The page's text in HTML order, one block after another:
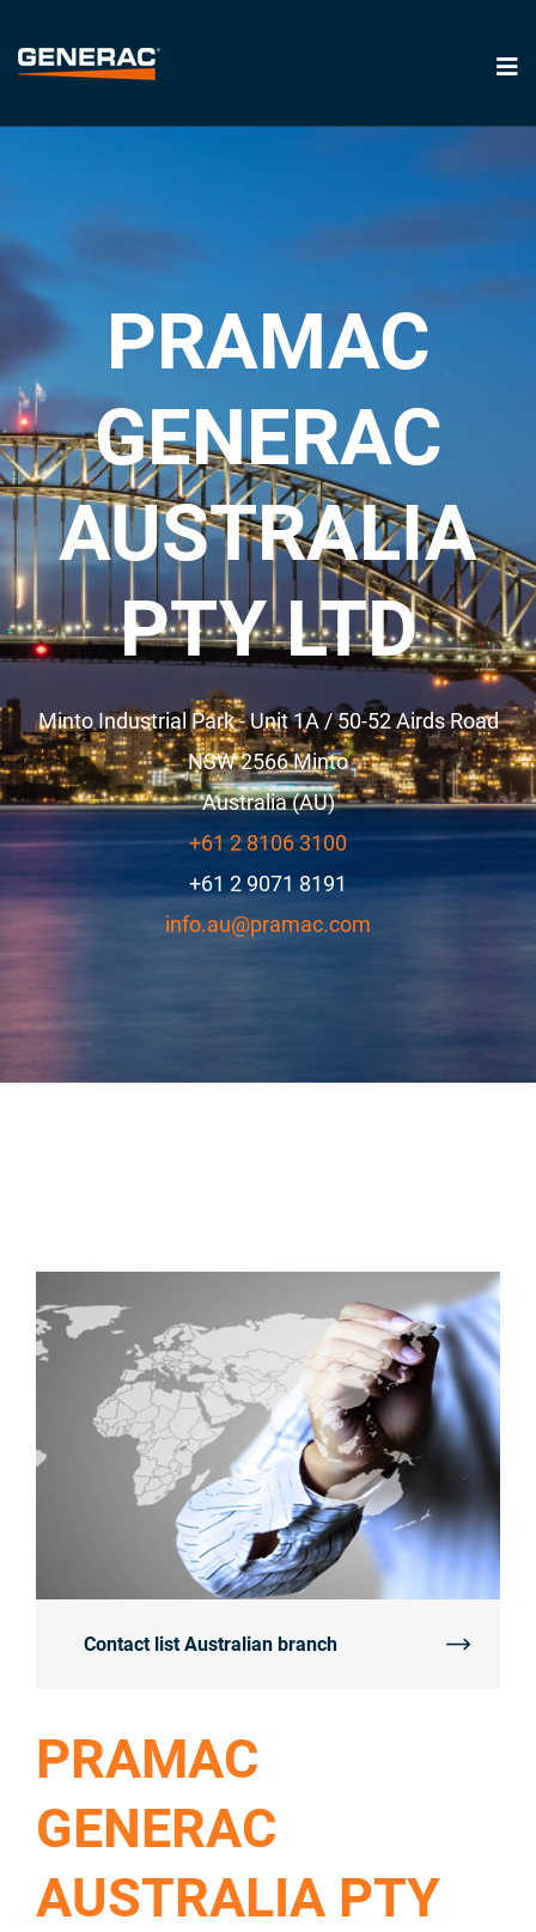
PRAMAC
GENERAC
AUSTRALIA
PTY LTD
Minto Industrial Park - Unit 1A / 50-52 Airds Road
NSW 2566Minto
Australia (AU)
+61 2 8106 3100
+61 2 9071 8191
info.au@pramac.com
Contact list Australian branch
PRAMAC
GENERAC
AUSTRALIA PTY